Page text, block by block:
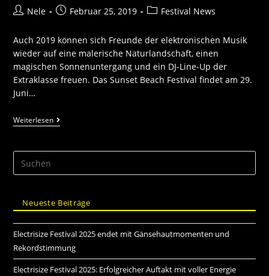
Nele Februar 25, 2019 Festival News
Auch 2019 können sich Freunde der elektronischen Musik
wieder auf eine malerische Naturlandschaft, einen
magischen Sonnenuntergang und ein DJ-Line-Up der
Extraklasse freuen. Das Sunset Beach Festival findet am 29.
Juni…
Weiterlesen
Neueste Beiträge
Electrisize Festival 2025 endet mit Gänsehautmomenten und
Rekordstimmung
Electrisize Festival 2025: Erfolgreicher Auftakt mit voller Energie